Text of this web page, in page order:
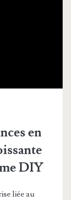
en
DIY
liée au